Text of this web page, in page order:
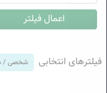
فیلترهای انتخابی شخصی /